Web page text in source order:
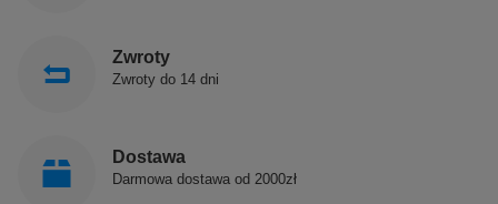
Zwroty
Zwroty do 14 dni
Dostawa
Darmowa dostawa od 2000zł